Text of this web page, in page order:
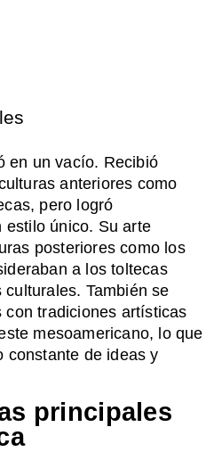
en un vacío. Recibió
anteriores como
pero logró
estilo único. Su arte
posteriores como los
a los toltecas
También se
con tradiciones artísticas
mesoamericano, lo que
constante de ideas y
principales